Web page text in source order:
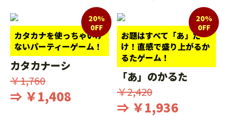
カタカナを使っちゃいけ
ないパーティーゲーム！
20%
0FF
カタカナーシ
￥1,760
⇒ ￥1,408
お題はすべて「あ」だ
け！直感で盛り上がるか
るたゲーム！
20%
0FF
「あ」のかるた
￥2,420
⇒ ￥1,936